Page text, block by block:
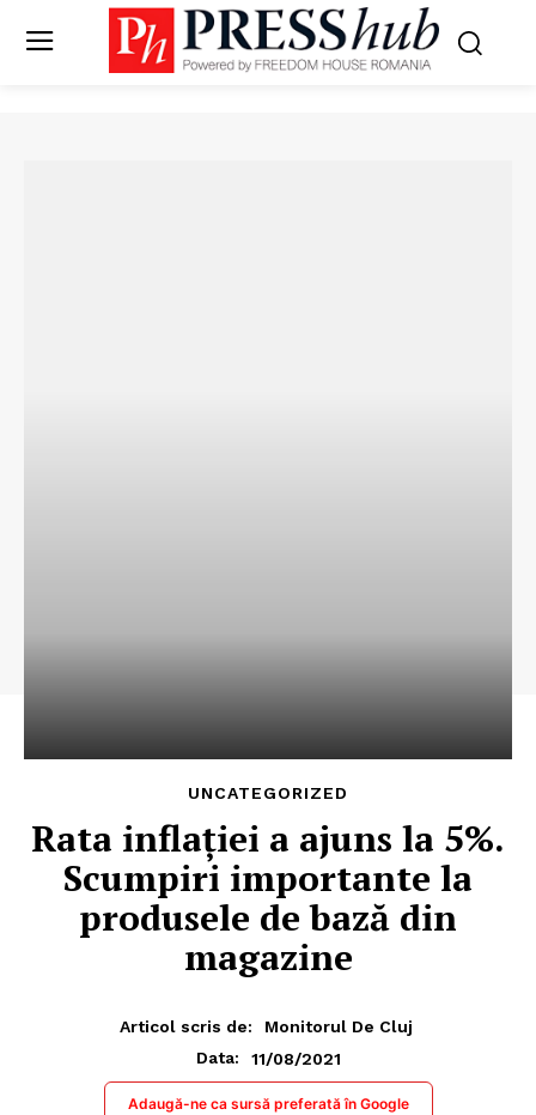
UNCATEGORIZED
Rata inflației a ajuns la 5%.
Scumpiri importante la
produsele de bază din
magazine
Articol scris de:
Monitorul De Cluj
Data:
11/08/2021
Adaugă-ne ca sursă preferată în Google